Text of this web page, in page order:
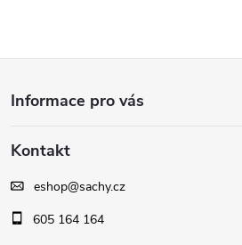
p
a
Informace pro vás
Kontakt
eshop@sachy.cz
605 164 164